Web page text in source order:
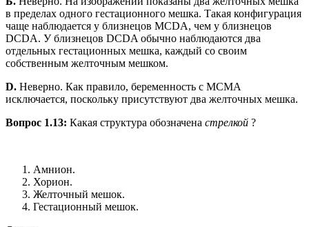
в пределах одного гестационного мешка. Такая конфигурация
чаще наблюдается у близнецов MCDA, чем у близнецов
DCDA. У близнецов DCDA обычно наблюдаются два
отдельных гестационных мешка, каждый со своим
собственным желточным мешком.
D. Неверно. Как правило, беременность с MCMA
исключается, поскольку присутствуют два желточных мешка.
Вопрос 1.13: Какая структура обозначена стрелкой ?
Амнион.
Хорион.
Желточный мешок.
Гестационный мешок.